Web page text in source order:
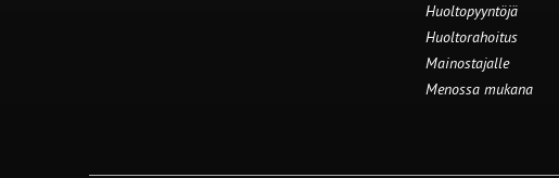
Huoltopyyntöjä
Huoltorahoitus
Mainostajalle
Menossa mukana